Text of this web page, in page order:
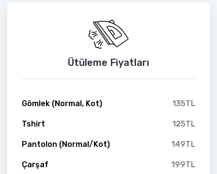
Ütüleme Fiyatları
Gömlek (Normal, Kot) 135TL
Tshirt 125TL
Pantolon (Normal/Kot) 149TL
Çarşaf 199TL